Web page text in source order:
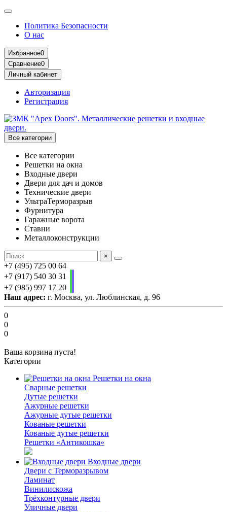
Политика Безопасности
О нас
Избранное0
Сравнение0
Личный кабинет
Авторизация
Регистрация
Все категории
Все категории
Решетки на окна
Входные двери
Двери для дач и домов
Технические двери
УльтраТерморазрыв
Фурнитура
Гаражные ворота
Ставни
Металлоконструкции
×
+7 (495) 725 00 64
+7 (917) 540 30 31
+7 (985) 997 17 20
Наш адрес: г. Москва, ул. Люблинская, д. 96
0
0
0
Ваша корзина пуста!
Категории
Решетки на окна
Сварные решетки
Дутые решетки
Ажурные решетки
Ажурные дутые решетки
Кованые решетки
Кованые дутые решетки
Решетки «Антикошка»
Входные двери
Двери с Терморазрывом
Ламинат
Винилискожа
Трёхконтурные двери
Уличные двери